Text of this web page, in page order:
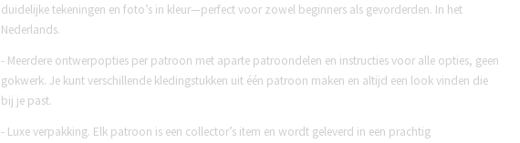
duidelijke tekeningen en foto’s in kleur—perfect voor zowel beginners als gevorderden. In het
Nederlands.
- Meerdere ontwerpopties per patroon met aparte patroondelen en instructies voor alle opties, geen
gokwerk. Je kunt verschillende kledingstukken uit één patroon maken en altijd een look vinden die
bij je past.
- Luxe verpakking. Elk patroon is een collector’s item en wordt geleverd in een prachtig